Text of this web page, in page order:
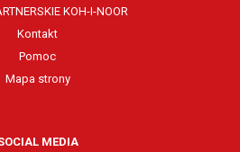
KOH-I-NOOR
Kontakt
Pomoc
Mapa strony
MEDIA